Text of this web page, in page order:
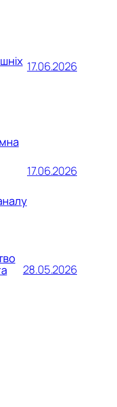
17.06.2026
17.06.2026
28.05.2026